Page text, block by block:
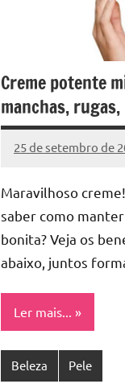
Creme potente
manchas,
25 de setembro de
Cibelle
Nenhum
Maravilhoso
saber como
bonita? Veja os
abaixo, juntos
Ler mais...
Beleza Pele